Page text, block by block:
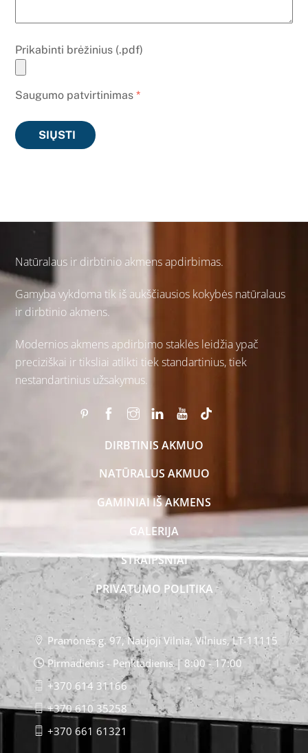
Prikabinti brėžinius (.pdf)
Saugumo patvirtinimas *
SIŲSTI
Natūralaus ir dirbtinio akmensapdirbimas.
Gamyba vykdoma tik iš aukščiausios kokybės natūralaus
ir dirbtinio akmens.
Modernios akmens apdirbimo staklės leidžia ypač
preciziškai ir tiksliai atlikti tiek standartinius, tiek
nestandartinius užsakymus.
DIRBTINIS AKMUO
NATŪRALUS AKMUO
GAMINIAI IŠ AKMENS
GALERIJA
STRAIPSNIAI
PRIVATUMO POLITIKA
Pramonės g. 97, Naujoji Vilnia, Vilnius, LT-11115
Pirmadienis - Penktadienis | 8:00 - 17:00
+370 614 31166
+370 610 35258
+370 661 61321